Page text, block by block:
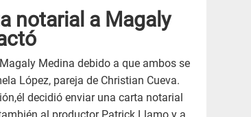
notarial a Magaly
Medina debido a que ambos se
López, pareja de Christian Cueva.
decidió enviar una carta notarial